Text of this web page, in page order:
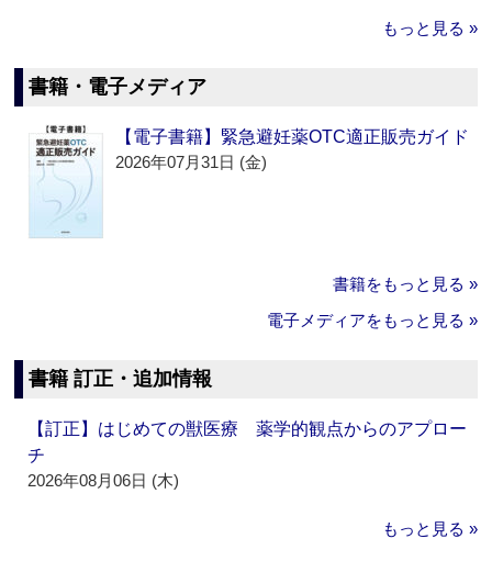
もっと見る »
書籍・電子メディア
【電子書籍】緊急避妊薬OTC適正販売ガイド
2026年07月31日 (金)
書籍をもっと見る »
電子メディアをもっと見る »
書籍 訂正・追加情報
【訂正】はじめての獣医療 薬学的観点からのアプロー
チ
2026年08月06日 (木)
もっと見る »